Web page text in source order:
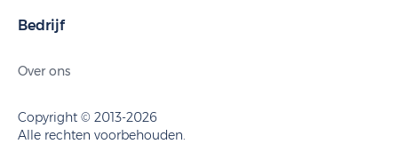
Bedrijf
Over ons
Copyright © 2013-2026
Alle rechten voorbehouden.